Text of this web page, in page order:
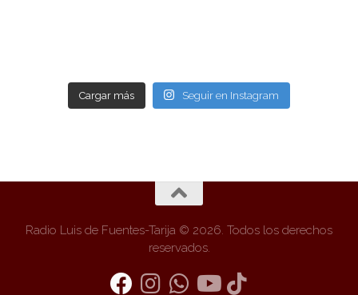
Cargar más Seguir en Instagram
Radio Luis de Fuentes-Tarija © 2026. Todos los derechos
reservados.